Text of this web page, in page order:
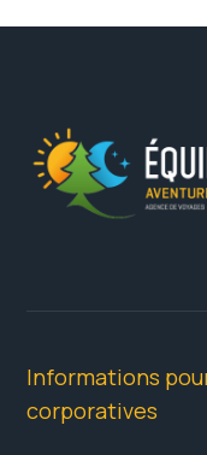
Informations
corporatives